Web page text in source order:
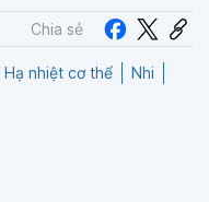
Chia sẻ
Hạ nhiệt cơ thể
Nhi